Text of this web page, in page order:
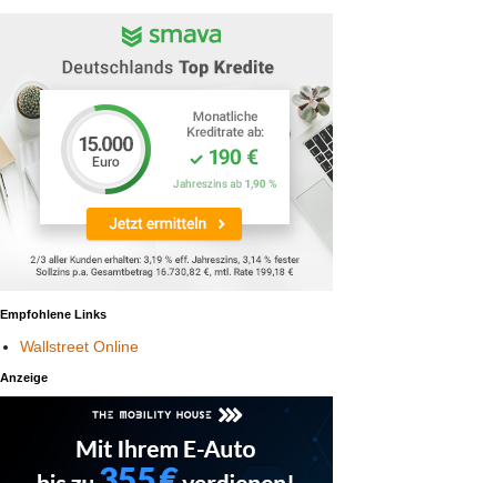
Empfohlene Links
Wallstreet Online
Anzeige